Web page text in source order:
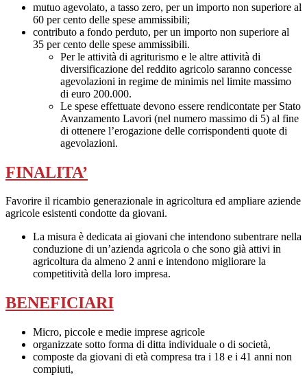
mutuo agevolato, a tasso zero, per un importo non superiore al
60 per cento delle spese ammissibili;
contributo a fondo perduto, per un importo non superiore al
35 per cento delle spese ammissibili.
Per le attività di agriturismo e le altre attività di
diversificazione del reddito agricolo saranno concesse
agevolazioni in regime de minimis nel limite massimo
di euro 200.000.
Le spese effettuate devono essere rendicontate per Stato
Avanzamento Lavori (nel numero massimo di 5) al fine
di ottenere l’erogazione delle corrispondenti quote di
agevolazioni.
FINALITA’
Favorire il ricambio generazionale in agricoltura ed ampliare aziende
agricole esistenti condotte da giovani.
La misura è dedicata ai giovani che intendono subentrare nella
conduzione di un’azienda agricola o che sono già attivi in
agricoltura da almeno 2 anni e intendono migliorare la
competitività della loro impresa.
BENEFICIARI
Micro, piccole e medie imprese agricole
organizzate sotto forma di ditta individuale o di società,
composte da giovani di età compresa tra i 18 e i 41 anni non
compiuti,